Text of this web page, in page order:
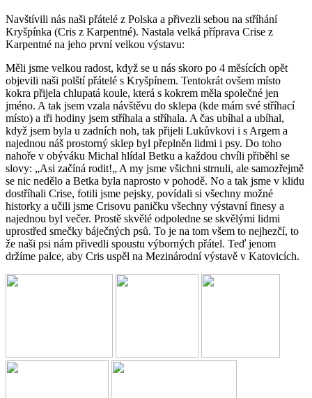
Navštívili nás naši přátelé z Polska a přivezli sebou na stříhání
Kryšpínka (Cris z Karpentné). Nastala velká příprava Crise z
Karpentné na jeho první velkou výstavu:
Měli jsme velkou radost, když se u nás skoro po 4 měsících opět
objevili naši polští přátelé s Kryšpínem. Tentokrát ovšem místo
kokra přijela chlupatá koule, která s kokrem měla společné jen
jméno. A tak jsem vzala návštěvu do sklepa (kde mám své stříhací
místo) a tři hodiny jsem stříhala a stříhala. A čas ubíhal a ubíhal,
když jsem byla u zadních noh, tak přijeli Lukůvkovi i s Argem a
najednou náš prostorný sklep byl přeplněn lidmi i psy. Do toho
nahoře v obýváku Michal hlídal Betku a každou chvíli přiběhl se
slovy: „Asi začíná rodit!„ A my jsme všichni strnuli, ale samozřejmě
se nic nedělo a Betka byla naprosto v pohodě. No a tak jsme v klidu
dostříhali Crise, fotili jsme pejsky, povídali si všechny možné
historky a učili jsme Crisovu paničku všechny výstavní finesy a
najednou byl večer. Prostě skvělé odpoledne se skvělými lidmi
uprostřed smečky báječných psů. To je na tom všem to nejhezčí, to
že naši psi nám přivedli spoustu výborných přátel. Teď jenom
držíme palce, aby Cris uspěl na Mezinárodní výstavě v Katovicích.